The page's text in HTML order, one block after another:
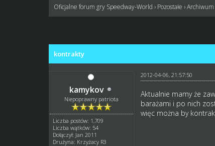
Oficjalne forum gry Speedway-World › Pozostałe ›Archiwum
kontrakty
kamykov
Niepoprawny patriota
Liczba postów: 1,709
Liczba wątków: 54
Dołączył: Jan 2011
Drużyna: Krzyżacy R3
2012-04-06, 21:57:50
Aktualnie mamy że
barażami i po nich
więc można by